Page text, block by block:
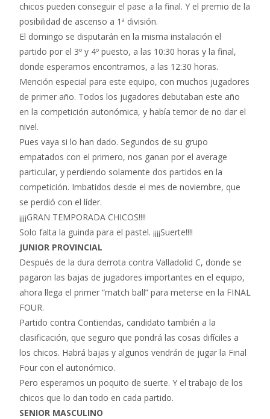
chicos pueden conseguir el pase a la final. Y el premio de la
posibilidad de ascenso a 1ª división.
El domingo se disputarán en la misma instalación el
partido por el 3º y 4º puesto, a las 10:30 horas y la final,
donde esperamos encontrarnos, a las 12:30 horas.
Mención especial para este equipo, con muchos jugadores
de primer año. Todos los jugadores debutaban este año
en la competición autonómica, y había temor de no dar el
nivel.
Pues vaya si lo han dado. Segundos de su grupo
empatados con el primero, nos ganan por el average
particular, y perdiendo solamente dos partidos en la
competición. Imbatidos desde el mes de noviembre, que
se perdió con el líder.
¡¡¡¡GRAN TEMPORADA CHICOS!!!!
Solo falta la guinda para el pastel. ¡¡¡¡Suerte!!!!
JUNIOR PROVINCIAL
Después de la dura derrota contra Valladolid C, donde se
pagaron las bajas de jugadores importantes en el equipo,
ahora llega el primer “match ball” para meterse en la FINAL
FOUR.
Partido contra Contiendas, candidato también a la
clasificación, que seguro que pondrá las cosas difíciles a
los chicos. Habrá bajas y algunos vendrán de jugar la Final
Four con el autonómico.
Pero esperamos un poquito de suerte. Y el trabajo de los
chicos que lo dan todo en cada partido.
SENIOR MASCULINO